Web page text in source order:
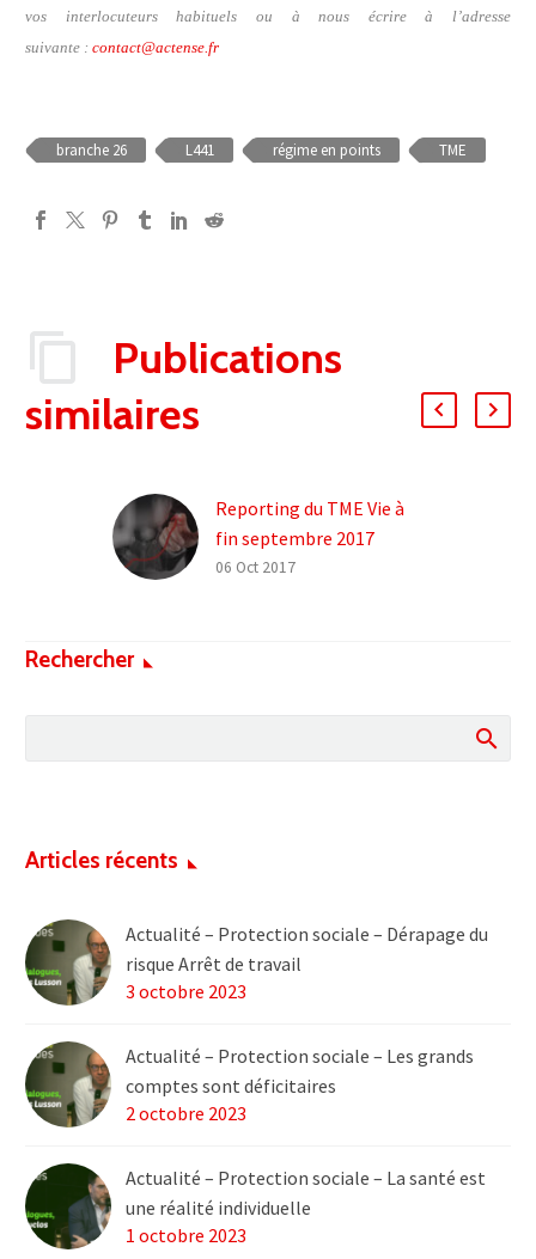
vos interlocuteurs habituels ou à nous écrire à l’adresse
suivante : contact@actense.fr
branche 26 L441 régime en points TME
Publications
similaires
Reporting du TME Vie à
fin septembre 2017
Le TME à fin septembre
06 Oct 2017
Rechercher
Articles récents
Actualité – Protection sociale – Dérapage du
risque Arrêt de travail
3 octobre 2023
Actualité – Protection sociale – Les grands
comptes sont déficitaires
2 octobre 2023
Actualité – Protection sociale – La santé est
une réalité individuelle
1 octobre 2023